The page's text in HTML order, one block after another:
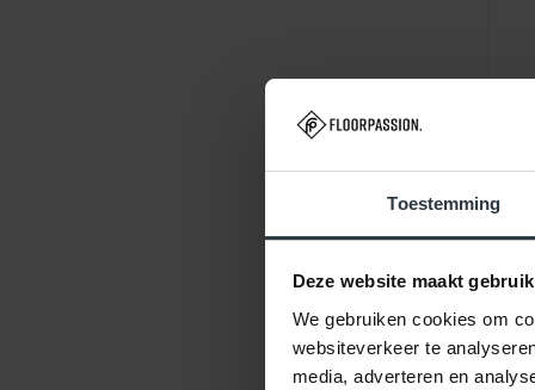
Toestemming
Deze website maakt
We gebruiken cookies om
websiteverkeer te
media, adverteren en